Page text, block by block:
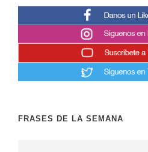
FRASES DE LA SEMANA